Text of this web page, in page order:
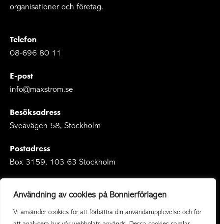
Användning av cookies på Bonnierförlagen
Vi använder cookies för att förbättra din användarupplevelse och för
organisationer och företag.
Telefon
08-696 80 11
E-post
info@maxstrom.se
Besöksadress
Sveavägen 58, Stockholm
Postadress
Box 3159, 103 63 Stockholm
Om Bonnierförlagen